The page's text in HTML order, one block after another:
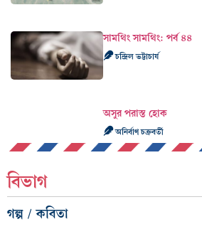
সামথিং সামথিং: পর্ব ৪৪
চন্দ্রিল ভট্টাচার্য
অসুর পরাস্ত হোক
অনির্বাণ চক্রবর্তী
বিভাগ
গল্প / কবিতা